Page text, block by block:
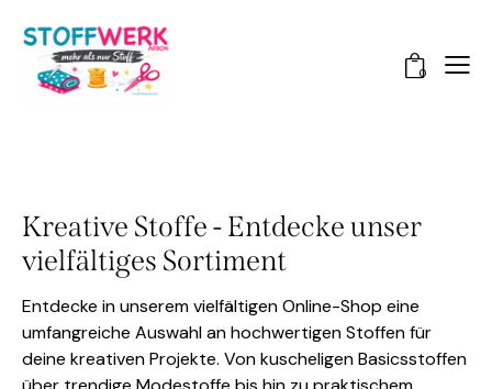
0
Kreative Stoffe - Entdecke unser
vielfältiges Sortiment
Entdecke in unserem vielfältigen Online-Shop eine
umfangreiche Auswahl an hochwertigen Stoffen für
deine kreativen Projekte. Von kuscheligen Basicsstoffen